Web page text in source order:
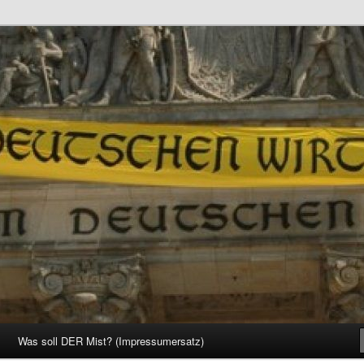
Was soll DER Mist? (Impressumersatz)